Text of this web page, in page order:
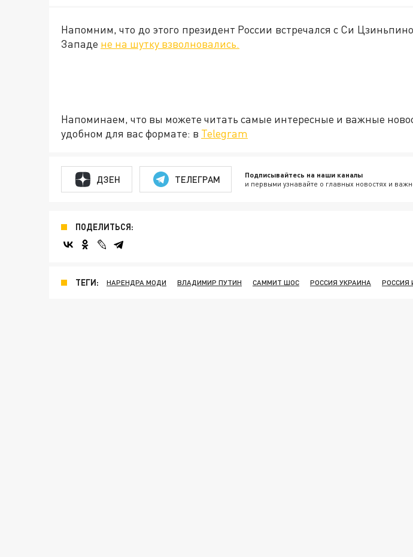
Напомним, что до этого президент России встречался с Си
Западе не на шутку взволновались.
Напоминаем, что вы можете читать самые интересные и важные
удобном для вас формате: в Telegram
ДЗЕН ТЕЛЕГРАМ Подписывайтесь на наши каналы
и первыми узнавайте о главных новостях и
ПОДЕЛИТЬСЯ:
ТЕГИ: НАРЕНДРА МОДИ ВЛАДИМИР ПУТИН САММИТ ШОС РОССИЯ УКРАИНА РОССИЯ